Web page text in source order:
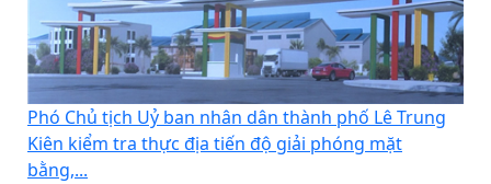
Phó Chủ tịch Uỷ ban nhân dân thành phố Lê Trung
Kiên kiểm tra thực địa tiến độ giải phóng mặt
bằng,...